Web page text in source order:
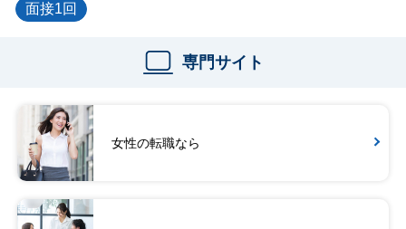
面接1回
専門サイト
女性の転職なら